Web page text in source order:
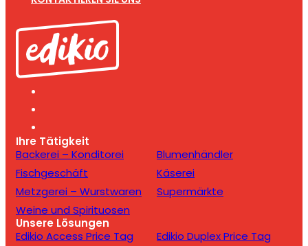
Ihre Tätigkeit
Backerei – Konditorei
Blumenhändler
Fischgeschäft
Käserei
Metzgerei – Wurstwaren
Supermärkte
Weine und Spirituosen
Unsere Lösungen
Edikio Access Price Tag
Edikio Duplex Price Tag